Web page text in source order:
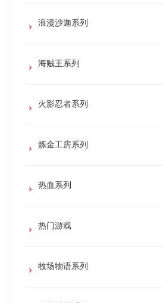
浪漫沙迦系列
海贼王系列
火影忍者系列
炼金工房系列
热血系列
热门游戏
牧场物语系列